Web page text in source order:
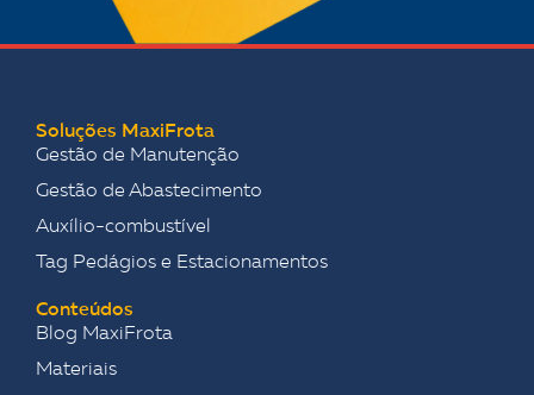
Soluções MaxiFrota
Gestão de Manutenção
Gestão de Abastecimento
Auxílio-combustível
Tag Pedágios e Estacionamentos
Conteúdos
Blog MaxiFrota
Materiais